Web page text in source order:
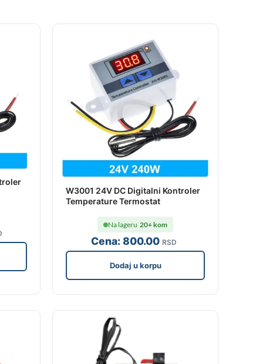
W3001 24V DC Digitalni Kontroler
Temperature Termostat
Cena:800.00 RSD
Na lageru 20+ kom
Dodaj u korpu